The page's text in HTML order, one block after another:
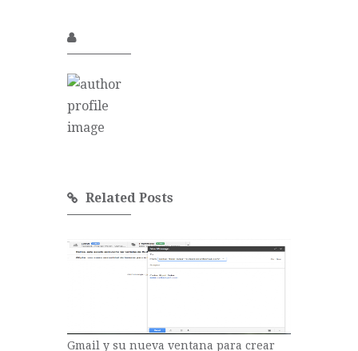
Related Posts
Gmail y su nueva ventana para crear